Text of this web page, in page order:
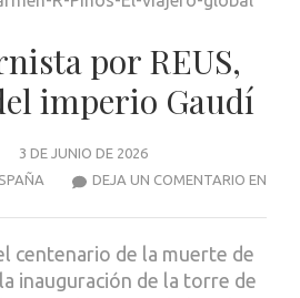
por REUS,
imperio Gaudí
3 DE JUNIO DE 2026
DEJA UN COMENTARIO EN
centenario de la muerte de
inauguración de la torre de